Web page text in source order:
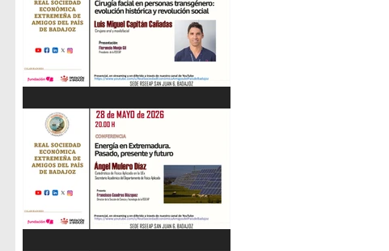
"Cirugía facial en personas
transgénero: evolución histórica y..."
Luis M. Capitán. 02/06/26